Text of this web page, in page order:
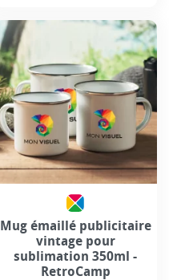
Mug émaillé publicitaire
vintage pour
sublimation 350ml -
RetroCamp